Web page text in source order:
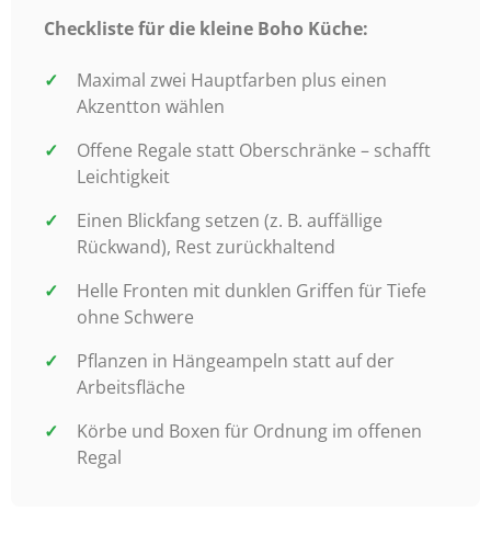
Checkliste für die kleine Boho Küche:
Maximal zwei Hauptfarben plus einen
Akzentton wählen
Offene Regale statt Oberschränke – schafft
Leichtigkeit
Einen Blickfang setzen (z. B. auffällige
Rückwand), Rest zurückhaltend
Helle Fronten mit dunklen Griffen für Tiefe
ohne Schwere
Pflanzen in Hängeampeln statt auf der
Arbeitsfläche
Körbe und Boxen für Ordnung im offenen
Regal